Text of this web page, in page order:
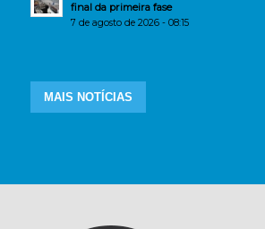
final da primeira fase
7 de agosto de 2026 - 08:15
MAIS NOTÍCIAS